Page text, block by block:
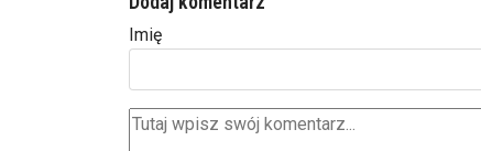
Imię